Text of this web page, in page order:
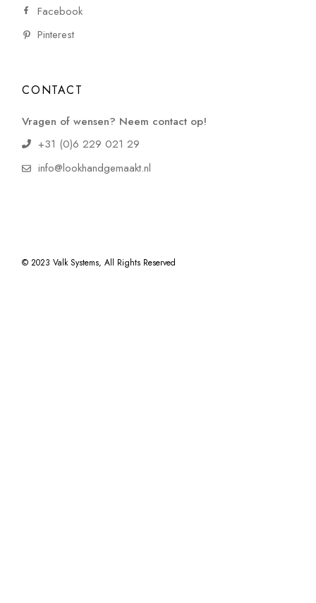
Facebook
Pinterest
CONTACT
Vragen of wensen? Neem contact op!
+31 (0)6 229 021 29
info@lookhandgemaakt.nl
© 2023Valk Systems, All Rights Reserved